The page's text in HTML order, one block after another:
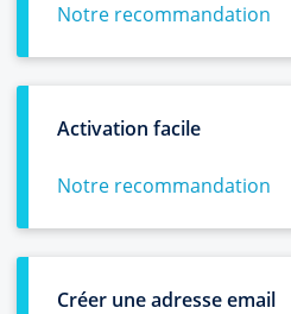
Notre recommandation
Activation facile
Notre recommandation
Créer une adresse email